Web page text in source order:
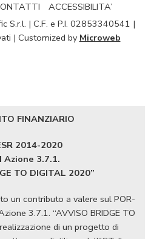
ACCESSIBILITA’
S.r.l. | C.F. e P.I. 02853340541 |
| Customized by Microweb
FINANZIARIO
2014-2020
Azione 3.7.1.
TO DIGITAL 2020”
un contributo a valere sul POR-
3.7.1. “AVVISO BRIDGE TO
di un progetto di